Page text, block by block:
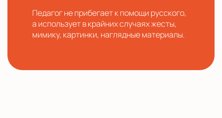
Педагог не прибегает к помощи русского,
а использует в крайних случаях жесты,
мимику, картинки, наглядные материалы.